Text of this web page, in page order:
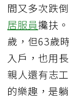
間又多次跌
居服員攙扶
歲，但63歲
入戶，也用
親人還有志
的樂趣，是